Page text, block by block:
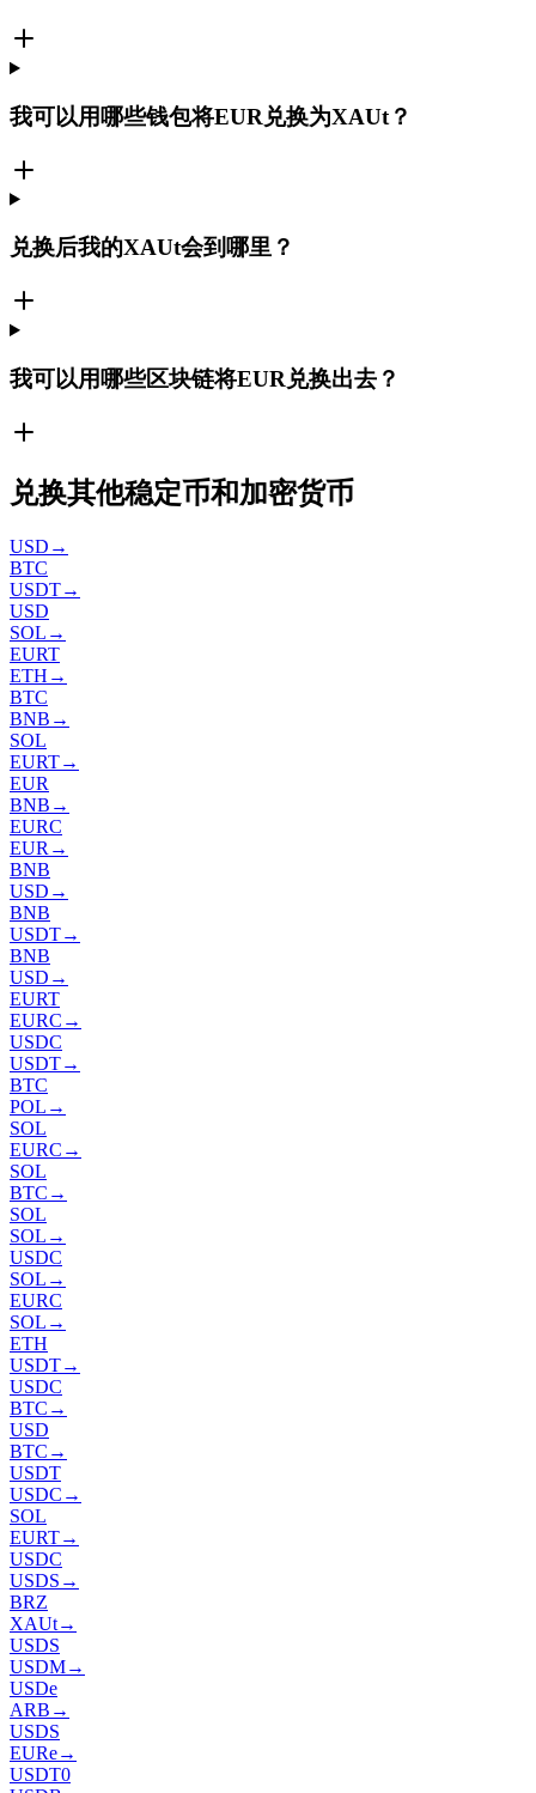
我可以用哪些钱包将EUR兑换为XAUt？
兑换后我的XAUt会到哪里？
我可以用哪些区块链将EUR兑换出去？
兑换其他稳定币和加密货币
USD →
BTC
USDT→
USD
SOL →
EURT
ETH →
BTC
BNB →
SOL
EURT→
EUR
BNB →
EURC
EUR →
BNB
USD →
BNB
USDT→
BNB
USD →
EURT
EURC →
USDC
USDT→
BTC
POL →
SOL
EURC →
SOL
BTC →
SOL
SOL →
USDC
SOL →
EURC
SOL →
ETH
USDT→
USDC
BTC →
USD
BTC →
USDT
USDC →
SOL
EURT→
USDC
USDS →
BRZ
XAUt→
USDS
USDM→
USDe
ARB →
USDS
EURe→
USDT0